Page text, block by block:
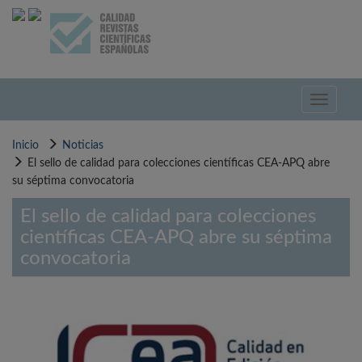
Pasar
Toggle
Inicio
Noticias
El sello de calidad para colecciones científicas CEA-APQ abre
su séptima convocatoria
El sello de calidad para colecciones
científicas CEA-APQ abre su séptima
convocatoria